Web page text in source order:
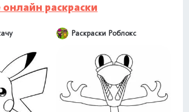
раскраски
Раскраски Роблокс